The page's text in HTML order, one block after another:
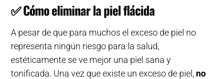
✅Cómo eliminar la piel flácida
A pesar de que para muchos el exceso de piel no
representa ningún riesgo para la salud,
estéticamente se ve mejor una piel sana y
tonificada. Una vez que existe un exceso de piel, no